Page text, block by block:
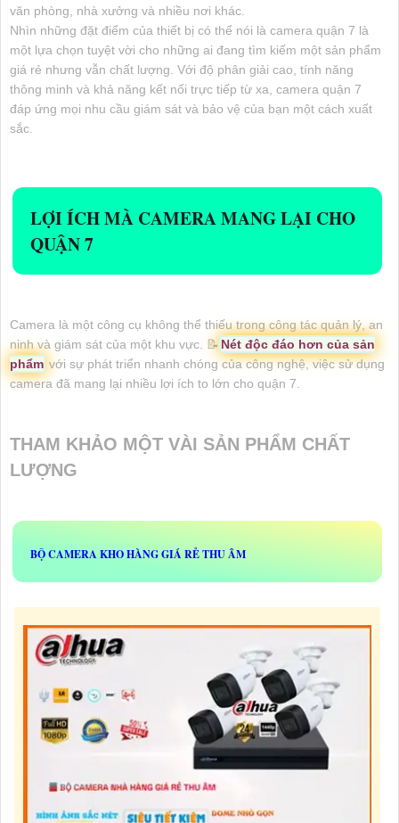
văn phòng, nhà xưởng và nhiều nơi khác.
Nhìn những đặt điểm của thiết bị có thể nói là camera quận 7 là
một lựa chọn tuyệt vời cho những ai đang tìm kiếm một sản phẩm
giá rẻ nhưng vẫn chất lượng. Với độ phân giải cao, tính năng
thông minh và khả năng kết nối trực tiếp từ xa, camera quận 7
đáp ứng mọi nhu cầu giám sát và bảo vệ của bạn một cách xuất
sắc.
LỢI ÍCH MÀ CAMERA MANG LẠI CHO
QUẬN 7
Camera là một công cụ không thể thiếu trong công tác quản lý, an
ninh và giám sát của một khu vực. 📝 Nét độc đáo hơn của sản
phẩm với sự phát triển nhanh chóng của công nghệ, việc sử dụng
camera đã mang lại nhiều lợi ích to lớn cho quận 7.
THAM KHẢO MỘT VÀI SẢN PHẨM CHẤT
LƯỢNG
BỘ CAMERA KHO HÀNG GIÁ RẺ THU ÂM